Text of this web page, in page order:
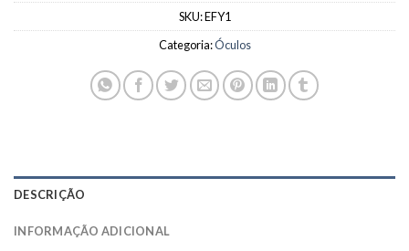
SKU:EFY1
Categoria:Óculos
DESCRIÇÃO
INFORMAÇÃO ADICIONAL